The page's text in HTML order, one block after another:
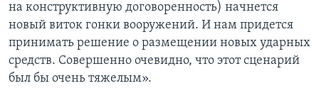
на конструктивную договоренность) начнется
новый виток гонки вооружений. И нам придется
принимать решение о размещении новых ударных
средств. Совершенно очевидно, что этот сценарий
был бы очень тяжелым».